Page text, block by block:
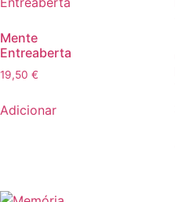
Mente
Entreaberta
19,50 €
Adicionar